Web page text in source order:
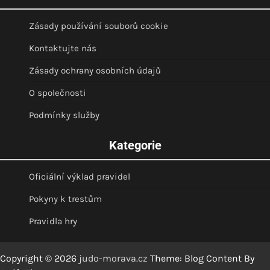
Zásady používání souborů cookie
Kontaktujte nás
Zásady ochrany osobních údajů
O společnosti
Podmínky služby
Kategorie
Oficiální výklad pravidel
Pokyny k trestům
Pravidla hry
Copyright © 2026 judo-morava.cz Theme: Blog Content By